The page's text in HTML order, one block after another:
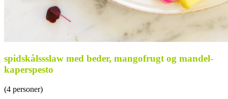
spidskålssslaw med beder, mangofrugt og mandel-
kaperspesto
(4 personer)